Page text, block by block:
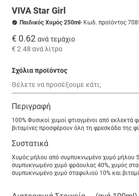
VIVA Star Girl
Παιδικός Χυμός 250ml - Κωδ. προϊόντος
€ 0.62 ανά τεμάχιο
€ 2.48 ανά λίτρο
Σχόλια προϊόντος
Περιγραφή
100% Φυσικοί χυμοί φτιαγμένοι από εκλεκτά
βιταμίνες προσφέρουν όλη τη φρεσκάδα της
Συστατικά
Χυμός μήλου από συμπυκνωμένο χυμό μήλου
συμπυκνωμένο χυμό φράουλας 40%, χυμός
συμπυκνωμένο χυμό σταφυλιού 10% και